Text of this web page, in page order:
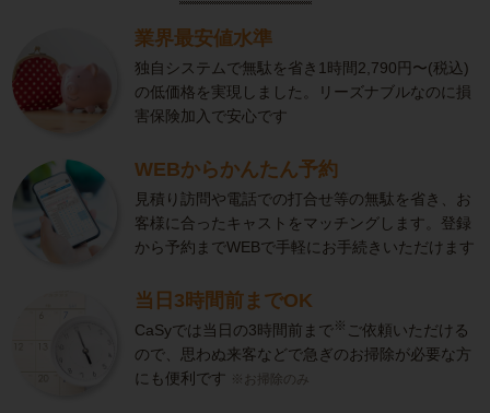
業界最安値水準
独自システムで無駄を省き1時間2,790円〜(税込)
の低価格を実現しました。リーズナブルなのに損
害保険加入で安心です
WEBからかんたん予約
見積り訪問や電話での打合せ等の無駄を省き、お
客様に合ったキャストをマッチングします。登録
から予約までWEBで手軽にお手続きいただけます
当日3時間前までOK
CaSyでは当日の3時間前まで※ ご依頼いただける
ので、思わぬ来客などで急ぎのお掃除が必要な方
にも便利です ※お掃除のみ